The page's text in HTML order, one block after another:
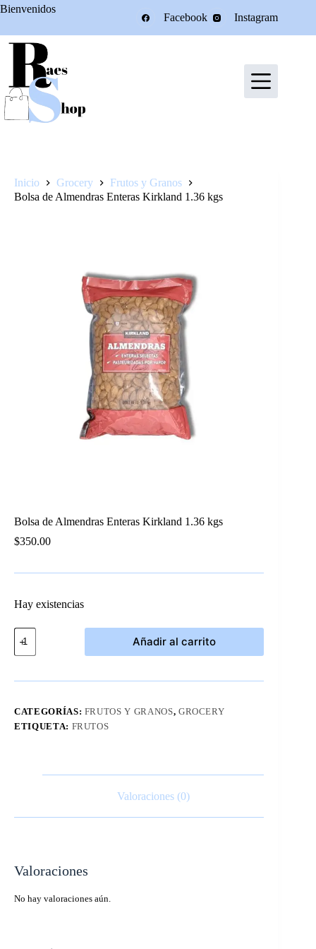
Saltar
Bienvenidos
Facebook Instagram
Inicio Grocery
Frutos y Granos
Bolsa de Almendras Enteras Kirkland 1.36 kgs
Bolsa de Almendras Enteras Kirkland 1.36 kgs
$350.00
Hay existencias
Bolsa
de
Almendras
Kirkland
cantidad
Añadir al carrito
CATEGORÍAS: FRUTOS Y GRANOS, GROCERY
ETIQUETA: FRUTOS
Valoraciones (0)
Valoraciones
No hay valoraciones aún.